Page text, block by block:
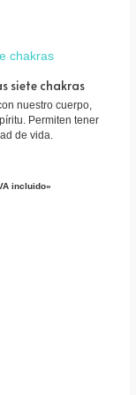
siete chakras
nuestro cuerpo,
Permiten tener
de vida.
incluido»